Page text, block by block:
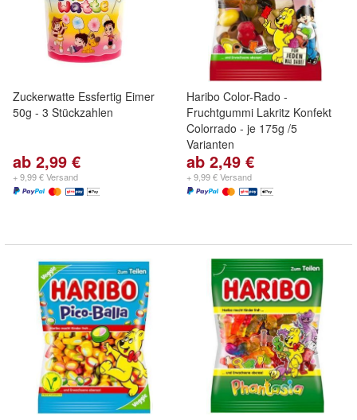
Zuckerwatte Essfertig Eimer
50g - 3 Stückzahlen
ab 2,99 €
+ 9,99 € Versand
Haribo Color-Rado -
Fruchtgummi Lakritz Konfekt
Colorrado - je 175g /5
Varianten
ab 2,49 €
+ 9,99 € Versand